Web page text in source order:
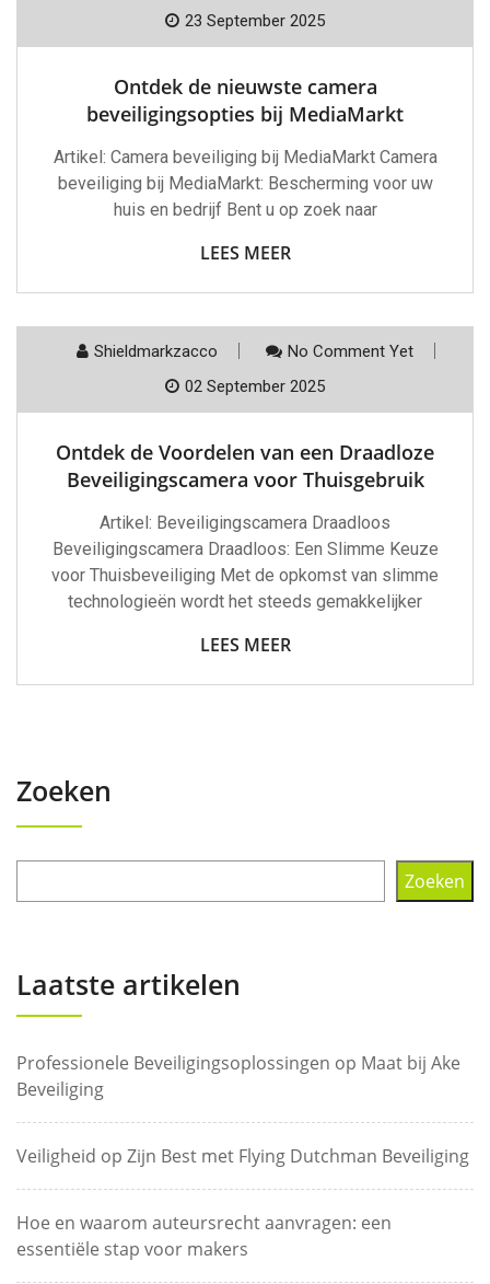
23 September 2025
Ontdek de nieuwste camera
beveiligingsopties bij MediaMarkt
Artikel: Camera beveiliging bij MediaMarkt Camera
beveiliging bij MediaMarkt: Bescherming voor uw
huis en bedrijf Bent u op zoek naar
LEES MEER
Shieldmarkzacco
No Comment Yet
02 September 2025
Ontdek de Voordelen van een Draadloze
Beveiligingscamera voor Thuisgebruik
Artikel: Beveiligingscamera Draadloos
Beveiligingscamera Draadloos: Een Slimme Keuze
voor Thuisbeveiliging Met de opkomst van slimme
technologieën wordt het steeds gemakkelijker
LEES MEER
Zoeken
Zoeken
Laatste artikelen
Professionele Beveiligingsoplossingen op Maat bij Ake
Beveiliging
Veiligheid op Zijn Best met Flying Dutchman Beveiliging
Hoe en waarom auteursrecht aanvragen: een
essentiële stap voor makers